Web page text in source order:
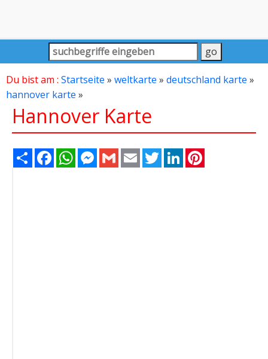
Du bist am : Startseite » weltkarte » deutschland karte »
hannover karte »
Hannover Karte
Share FacebookWhatsAppMessenger
Gmail Email TwitterLinkedIn